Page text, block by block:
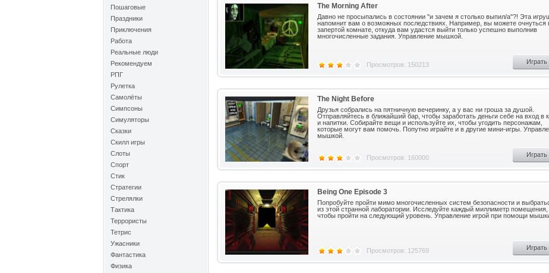
The Morning After
Давно не просыпались в состоянии "и зачем я столько выпил/а"?! Эта
напомнит вам о возможных последствиях. Например, вы можете очнуться
запертой комнате, откуда вам удастся выйти только успешно выполнив
многочисленные задания. Управление мышкой.
Просмотров: 150213 Играть
The Night Before
Друзья собрались на пятничную вечеринку, а у вас ни гроша за душой.
Отправляйтесь в ближайший бар, чтобы заработать деньги себе на вход в
и напитки. Собирайте вещи и используйте их, чтобы угодить персонажам,
которые могут вам помочь. Попутно играйте и в другие мини-игры.
мышкой.
Просмотров: 160000 Играть
Being One Episode 3
Попробуйте пройти мимо многочисленных систем безопасности и
из этой странной лаборатории. Исследуйте каждый миллиметр помещения,
чтобы пройти на следующий уровень. Управление игрой при помощи
Просмотров: 125769 Играть
Пошаговые
Праздники
Приключения
Работа
Реальные люди
Рекомендуем
РПГ
Рулетка
Самолёты
Симпсоны
Симуляторы
Сказки
Скилл игры
Слоты
Спорт
Стик
Стратегии
Стрелялки
Тактика
Террористы
Тетрис
Ужасники
Фантастика
Физика